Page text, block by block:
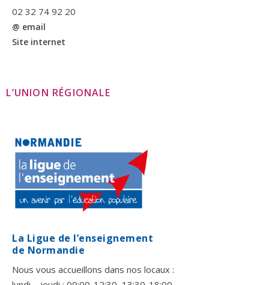
02 32 74 92 20
@ email
Site internet
L’UNION RÉGIONALE
La Ligue de l’enseignement
de Normandie
Nous vous accueillons dans nos locaux :